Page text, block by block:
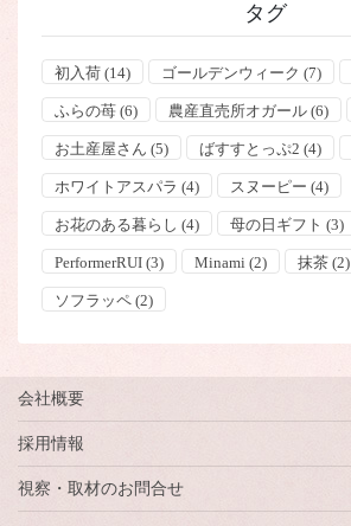
タグ
初入荷(14) ゴールデンウィーク (7)
ふらの苺(6) 農産直売所オガール(6)
お土産屋さん (5) ばすすとっぷ2 (4)
ホワイトアスパラ (4) スヌーピー (4)
お花のある暮らし (4) 母の日ギフト (3)
PerformerRUI(3) Minami (2) 抹茶(2)
ソフラッペ(2)
会社概要
採用情報
視察・取材のお問合せ